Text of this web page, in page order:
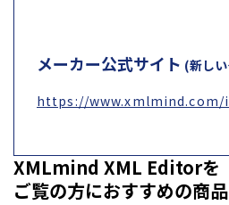
メーカー公式サイト (新し
https://
XMLmind XML Editorを
ご覧の方におすすめの商品